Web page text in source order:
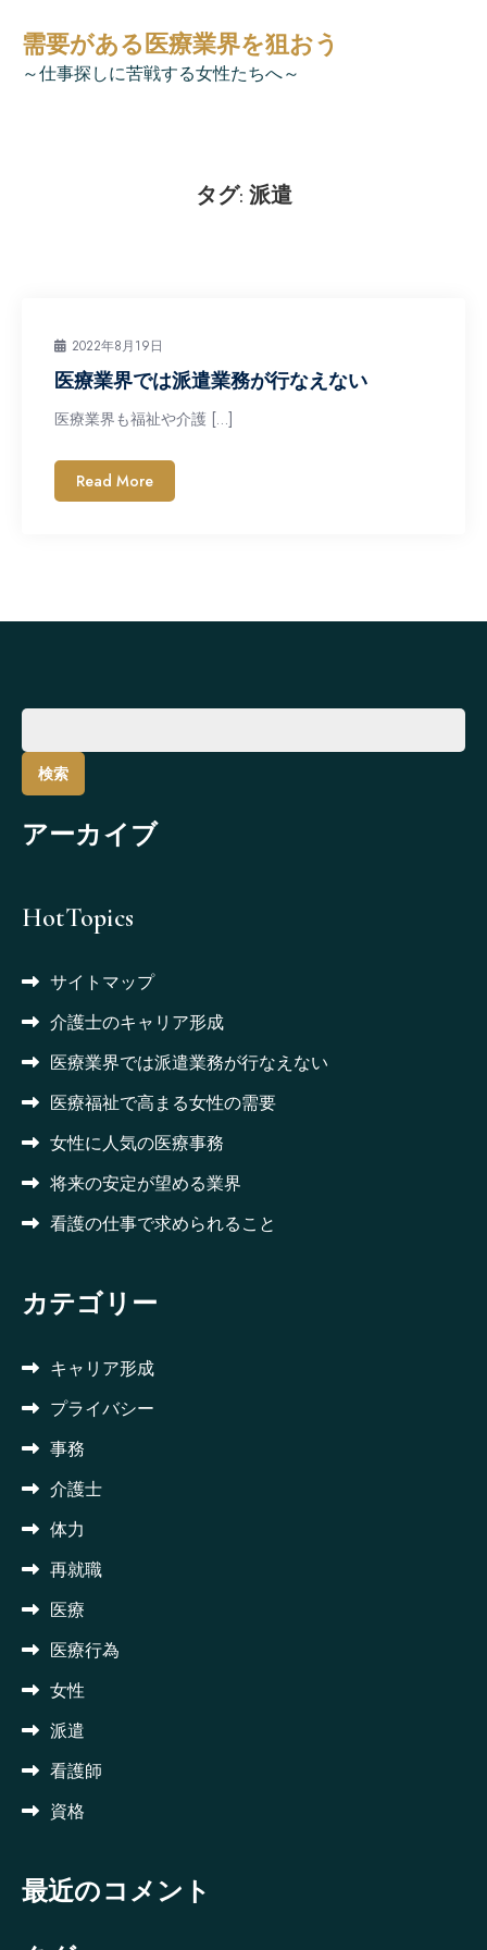
content
需要がある医療業界を狙おう
～仕事探しに苦戦する女性たちへ～
タグ: 派遣
2022年8月19日
医療業界では派遣業務が行なえない
医療業界も福祉や介護 […]
Read More
検
索:
アーカイブ
HotTopics
サイトマップ
介護士のキャリア形成
医療業界では派遣業務が行なえない
医療福祉で高まる女性の需要
女性に人気の医療事務
将来の安定が望める業界
看護の仕事で求められること
カテゴリー
キャリア形成
プライバシー
事務
介護士
体力
再就職
医療
医療行為
女性
派遣
看護師
資格
最近のコメント